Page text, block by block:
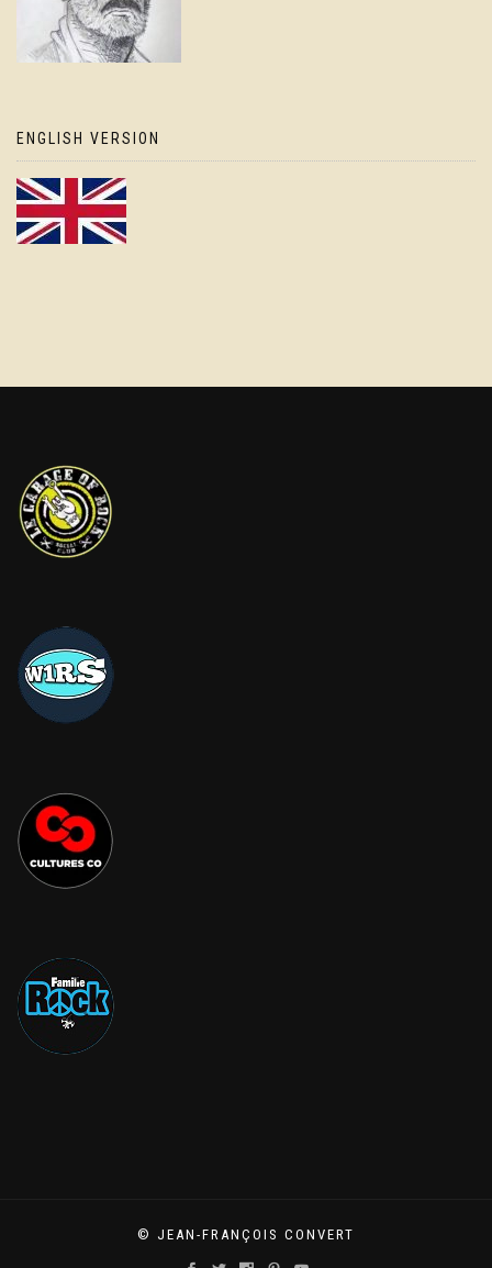
ENGLISH VERSION
© JEAN-FRANÇOIS CONVERT